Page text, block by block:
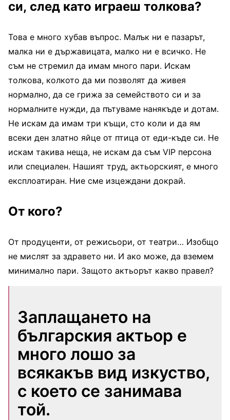
си, след като играеш толкова?
Това е много хубав въпрос. Малък ни е пазарът,
малка ни е държавицата, малко ни е всичко. Не
съм не стремил да имам много пари. Искам
толкова, колкото да ми позволят да живея
нормално, да се грижа за семейството си и за
нормалните нужди, да пътуваме нанякъде и дотам.
Не искам да имам три къщи, сто коли и да ям
всеки ден златно яйце от птица от еди-къде си. Не
искам такива неща, не искам да съм VIP персона
или специален. Нашият труд, актьорският, е много
експлоатиран. Ние сме изцеждани докрай.
От кого?
От продуценти, от режисьори, от театри… Изобщо
не мислят за здравето ни. И ако може, да вземем
минимално пари. Защото актьорът какво правел?
Заплащането на
българския актьор е
много лошо за
всякакъв вид изкуство,
с което се занимава
той.